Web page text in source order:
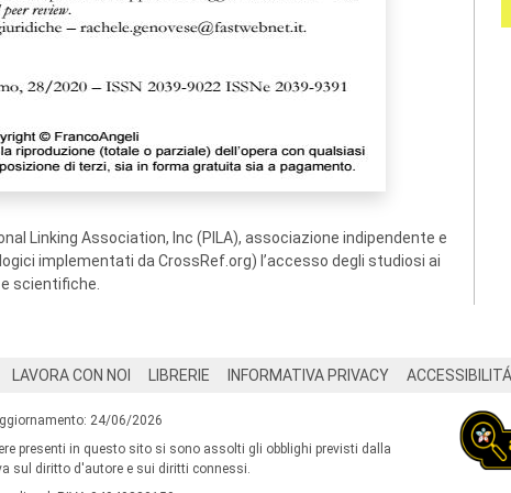
Linking Association, Inc (PILA), associazione indipendente e
implementati da CrossRef.org) l’accesso degli studiosi ai
scientifiche.
LAVORA CON NOI LIBRERIE INFORMATIVA PRIVACY ACCESSIBILITÁ
24/06/2026
presenti in questo sito si sono assolti gli obblighi previsti dalla
sul diritto d'autore e sui diritti connessi.